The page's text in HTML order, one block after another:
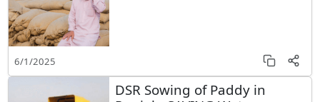
6/1/2025
DSR Sowing of Paddy in